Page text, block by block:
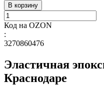
В корзину
Код на OZON
:
3270860476
Эластичная
Краснодаре